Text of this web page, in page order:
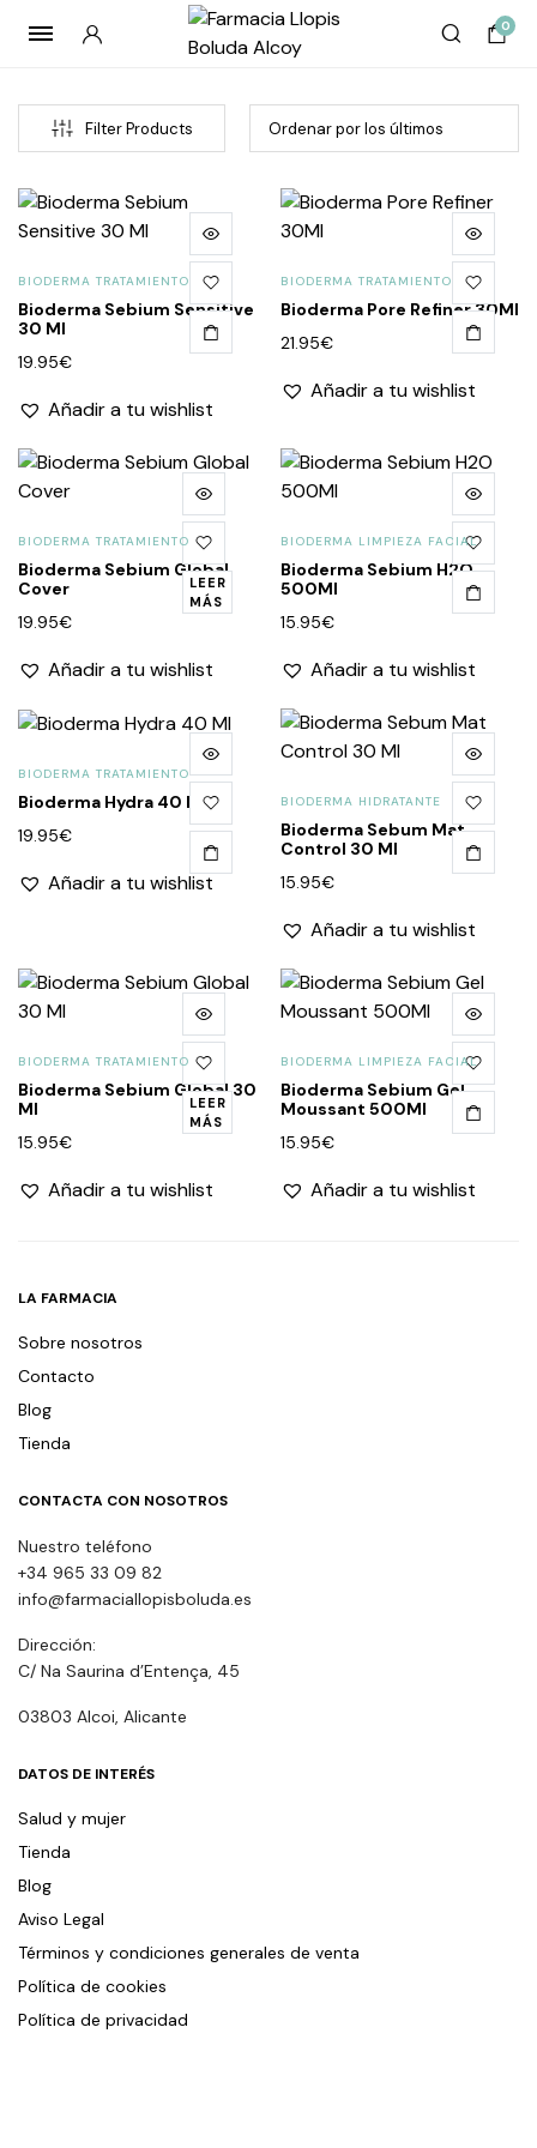
0
Filter Products
BIODERMA TRATAMIENTO
Bioderma Sebium Sensitive
30 Ml
19.95€
Añadir a tu wishlist
BIODERMA TRATAMIENTO
Bioderma Pore Refiner 30Ml
21.95€
Añadir a tu wishlist
LEER
MÁS
BIODERMA TRATAMIENTO
Bioderma Sebium Global
Cover
19.95€
Añadir a tu wishlist
BIODERMA LIMPIEZA FACIAL
Bioderma Sebium H2O
500Ml
15.95€
Añadir a tu wishlist
BIODERMA TRATAMIENTO
Bioderma Hydra 40 Ml
19.95€
Añadir a tu wishlist
BIODERMA HIDRATANTE
Bioderma Sebum Mat
Control 30 Ml
15.95€
Añadir a tu wishlist
LEER
MÁS
BIODERMA TRATAMIENTO
Bioderma Sebium Global 30
Ml
15.95€
Añadir a tu wishlist
BIODERMA LIMPIEZA FACIAL
Bioderma Sebium Gel
Moussant 500Ml
15.95€
Añadir a tu wishlist
LA FARMACIA
Sobre nosotros
Contacto
Blog
Tienda
CONTACTA CON NOSOTROS
Nuestro teléfono
+34 965 33 09 82
info@farmaciallopisboluda.es
Dirección:
C/ Na Saurina d’Entença, 45
03803 Alcoi, Alicante
DATOS DE INTERÉS
Salud y mujer
Tienda
Blog
Aviso Legal
Términos y condiciones generales de venta
Política de cookies
Política de privacidad